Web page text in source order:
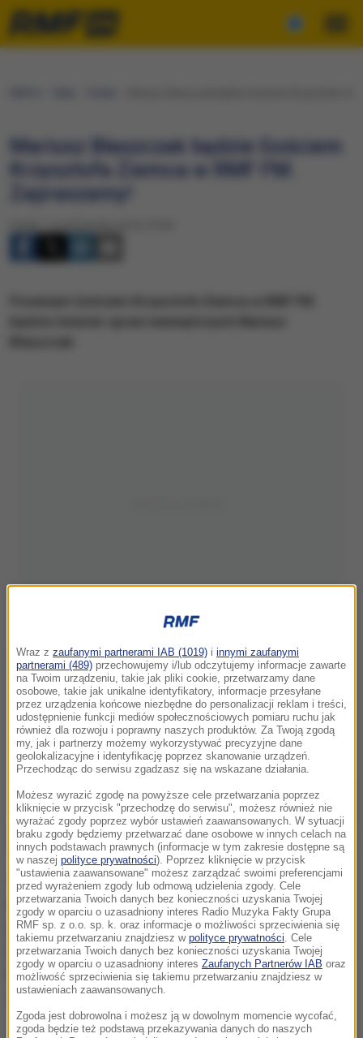
Mariusz Błaszczak będzie Gościem
Krzysztofa Ziemca w RMF FM.
Zapraszamy!
Szefa MSW zapytamy o czarne protesty i ich
polityczne znaczenie, o to czy MSW ma informacje o
planowanych prowokacjach podczas obchodów 11
listopada oraz o to czy Donald Tusk zasłużył na drugą
kadencję szefa Rady Europejskiej. Zapraszamy o
godz. 8:30.
Wraz z zaufanymi partnerami IAB (1019) i innymi zaufanymi
partnerami (489) przechowujemy i/lub odczytujemy informacje zawarte
na Twoim urządzeniu, takie jak pliki cookie, przetwarzamy dane
osobowe, takie jak unikalne identyfikatory, informacje przesyłane
przez urządzenia końcowe niezbędne do personalizacji reklam i treści,
udostępnienie funkcji mediów społecznościowych pomiaru ruchu jak
również dla rozwoju i poprawny naszych produktów. Za Twoją zgodą
my, jak i partnerzy możemy wykorzystywać precyzyjne dane
geolokalizacyjne i identyfikację poprzez skanowanie urządzeń.
Przechodząc do serwisu zgadzasz się na wskazane działania.
Możesz wyrazić zgodę na powyższe cele przetwarzania poprzez
kliknięcie w przycisk "przechodzę do serwisu", możesz również nie
wyrażać zgody poprzez wybór ustawień zaawansowanych. W sytuacji
braku zgody będziemy przetwarzać dane osobowe w innych celach na
innych podstawach prawnych (informacje w tym zakresie dostępne są
w naszej polityce prywatności). Poprzez kliknięcie w przycisk
"ustawienia zaawansowane" możesz zarządzać swoimi preferencjami
przed wyrażeniem zgody lub odmową udzielenia zgody. Cele
przetwarzania Twoich danych bez konieczności uzyskania Twojej
zgody w oparciu o uzasadniony interes Radio Muzyka Fakty Grupa
RMF sp. z o.o. sp. k. oraz informacje o możliwości sprzeciwienia się
takiemu przetwarzaniu znajdziesz w polityce prywatności. Cele
przetwarzania Twoich danych bez konieczności uzyskania Twojej
zgody w oparciu o uzasadniony interes Zaufanych Partnerów IAB oraz
możliwość sprzeciwienia się takiemu przetwarzaniu znajdziesz w
ustawieniach zaawansowanych.
Zgoda jest dobrowolna i możesz ją w dowolnym momencie wycofać,
zgoda będzie też podstawą przekazywania danych do naszych